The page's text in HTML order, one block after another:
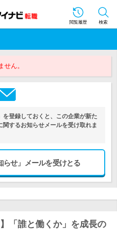
閲覧履歴 検索
ん。
を登録しておくと、この企業が新た
するお知らせメールを受け取れま
らせ」メールを受けとる
「誰と働くか」を成長の